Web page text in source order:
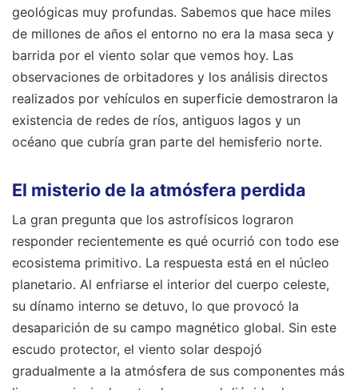
geológicas muy profundas. Sabemos que hace miles
de millones de años el entorno no era la masa seca y
barrida por el viento solar que vemos hoy. Las
observaciones de orbitadores y los análisis directos
realizados por vehículos en superficie demostraron la
existencia de redes de ríos, antiguos lagos y un
océano que cubría gran parte del hemisferio norte.
El misterio de la atmósfera perdida
La gran pregunta que los astrofísicos lograron
responder recientemente es qué ocurrió con todo ese
ecosistema primitivo. La respuesta está en el núcleo
planetario. Al enfriarse el interior del cuerpo celeste,
su dínamo interno se detuvo, lo que provocó la
desaparición de su campo magnético global. Sin este
escudo protector, el viento solar despojó
gradualmente a la atmósfera de sus componentes más